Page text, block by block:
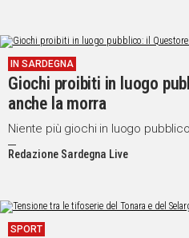
IN SARDEGNA
Giochi proibiti in luogo
anche la morra
Niente più giochi in luogo
Redazione Sardegna Live
SPORT